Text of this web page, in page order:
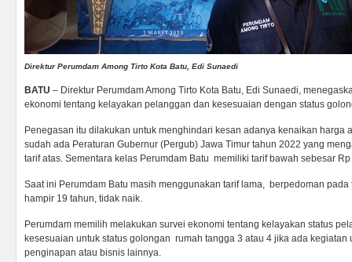
Direktur Perumdam Among Tirto Kota Batu, Edi Sunaedi
BATU – Direktur Perumdam Among Tirto Kota Batu, Edi Sunaedi,
ekonomi tentang kelayakan pelanggan dan kesesuaian dengan status
Penegasan itu dilakukan untuk menghindari kesan adanya kenaikan harga
sudah ada Peraturan Gubernur (Pergub) Jawa Timur tahun 2022 yang
tarif atas. Sementara kelas Perumdam Batu memiliki tarif bawah sebesar
Saat ini Perumdam Batu masih menggunakan tarif lama, berpedoman
hampir 19 tahun, tidak naik.
Perumdam memilih melakukan survei ekonomi tentang kelayakan status
kesesuaian untuk status golongan rumah tangga 3 atau 4 jika ada kegiatan
penginapan atau bisnis lainnya.